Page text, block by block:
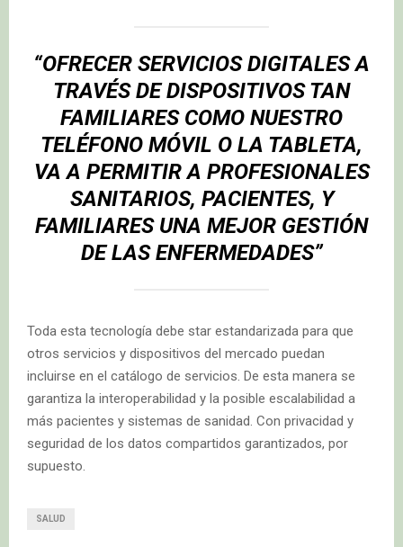
“OFRECER SERVICIOS DIGITALES A
TRAVÉS DE DISPOSITIVOS TAN
FAMILIARES COMO NUESTRO
TELÉFONO MÓVIL O LA TABLETA,
VA A PERMITIR A PROFESIONALES
SANITARIOS, PACIENTES, Y
FAMILIARES UNA MEJOR GESTIÓN
DE LAS ENFERMEDADES”
Toda esta tecnología debe star estandarizada para que
otros servicios y dispositivos del mercado puedan
incluirse en el catálogo de servicios. De esta manera se
garantiza la interoperabilidad y la posible escalabilidad a
más pacientes y sistemas de sanidad. Con privacidad y
seguridad de los datos compartidos garantizados, por
supuesto.
SALUD